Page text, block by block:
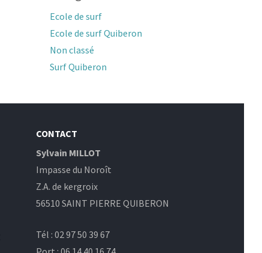
Ecole de surf
Ecole de surf Quiberon
Non classé
Surf Quiberon
CONTACT
Sylvain MILLOT
Impasse du Noroît
Z.A. de kergroix
56510 SAINT PIERRE QUIBERON
Tél : 02 97 50 39 67